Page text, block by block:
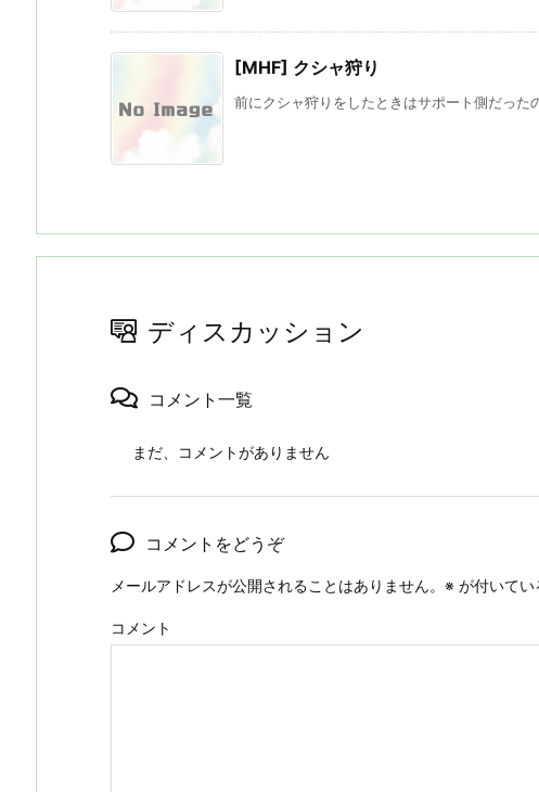
[MHF] クシャ狩り
前にクシャ狩りをしたときはサポート側だっ
ディスカッション
コメント一覧
まだ、コメントがありません
コメントをどうぞ
メールアドレスが公開されることはありません。 ※ が付いてい
コメント